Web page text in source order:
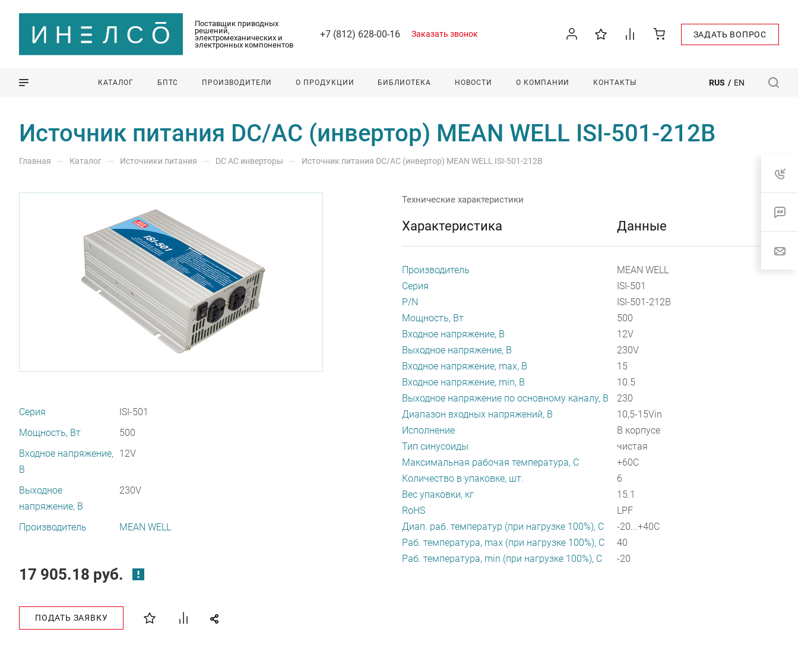
Поставщик приводных
решений,
электромеханических и
электронных компонентов
+7 (812) 628-00-16 Заказать звонок ЗАДАТЬ ВОПРОС
КАТАЛОГ БПТС ПРОИЗВОДИТЕЛИ О ПРОДУКЦИИ БИБЛИОТЕКА НОВОСТИ О КОМПАНИИ КОНТАКТЫ RUS / EN
Источник питания DC/AC (инвертор) MEAN WELL ISI-501-212B
Главная — Каталог — Источники питания — DC AC инверторы — Источник питания DC/AC (инвертор) MEAN WELL ISI-501-212B
Серия
ISI-501
Мощность, Вт
500
Входное напряжение,
В
12V
Выходное
напряжение, В
230V
Производитель MEAN WELL
17 905.18 руб.
ПОДАТЬ ЗАЯВКУ
Технические характеристики
Характеристика Данные
Производитель
MEAN WELL
Серия
ISI-501
P/N
ISI-501-212B
Мощность, Вт
500
Входное напряжение, В
12V
Выходное напряжение, В
230V
Входное напряжение, max, В
15
Входное напряжение, min, В
10.5
Выходное напряжение по основному каналу, В
230
Диапазон входных напряжений, В
10,5-15Vin
Исполнение
В корпусе
Тип синусоиды
чистая
Максимальная рабочая температура, C
+60C
Количество в упаковке, шт.
6
Вес упаковки, кг
15.1
RoHS
LPF
Диап. раб. температур (при нагрузке 100%), C
-20...+40C
Раб. температура, max (при нагрузке 100%), C
40
Раб. температура, min (при нагрузке 100%), C
-20